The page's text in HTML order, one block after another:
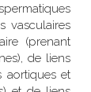
vasculaires
(prenant
de liens
aortiques et